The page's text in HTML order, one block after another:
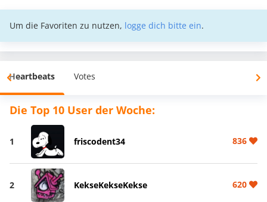
Um die Favoriten zu nutzen, logge dich bitte ein.
Heartbeats Votes
Die Top 10 User der Woche:
1 friscodent34 836
2 KekseKekseKekse 620